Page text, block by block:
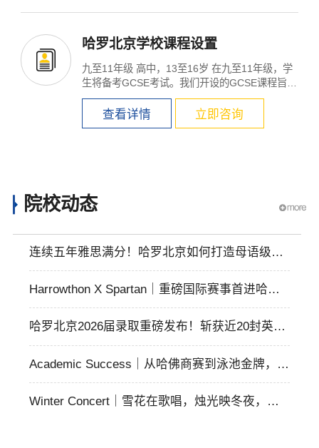
哈罗北京学校课程设置
九至11年级 高中，13至16岁 在九至11年级，学
生将备考GCSE考试。我们开设的GCSE课程旨在
帮助学...
查看详情 立即咨询
院校动态
连续五年雅思满分！哈罗北京如何打造母语级英
语能力？
Harrowthon X Spartan｜重磅国际赛事首进哈罗
北京学校！奋力冲刺，铸就院舍荣誉！
哈罗北京2026届录取重磅发布！斩获近20封英国
G5、全美第2文理学院、80万全额奖学金
Academic Success｜从哈佛商赛到泳池金牌，哈
罗北京学子近期这波佳绩太燃了！
Winter Concert｜雪花在歌唱，烛光映冬夜，哈